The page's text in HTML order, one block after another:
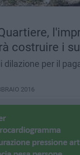
costruire i
dilazione per il
2016